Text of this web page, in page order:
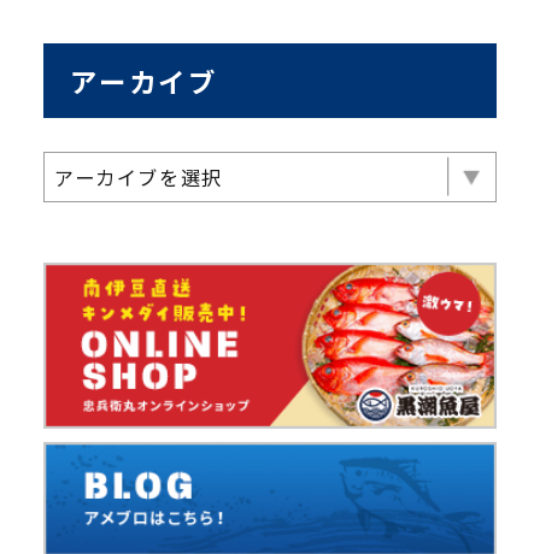
アーカイブ
アーカイブを選択